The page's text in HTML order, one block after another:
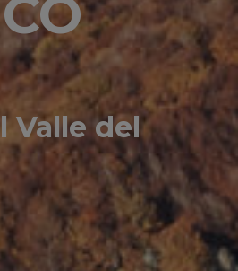
Valle del